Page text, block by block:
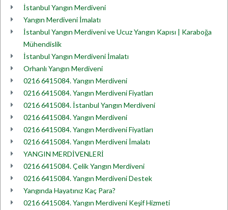
İstanbul Yangın Merdiveni
Yangın Merdiveni İmalatı
İstanbul Yangın Merdiveni ve Ucuz Yangın Kapısı | Karaboğa
Mühendislik
İstanbul Yangın Merdiveni İmalatı
Orhanlı Yangın Merdiveni
0216 6415084. Yangın Merdiveni
0216 6415084. Yangın Merdiveni Fiyatları
0216 6415084. İstanbul Yangın Merdiveni
0216 6415084. Yangın Merdiveni
0216 6415084. Yangın Merdiveni Fiyatları
0216 6415084. Yangın Merdiveni İmalatı
YANGIN MERDİVENLERİ
0216 6415084. Çelik Yangın Merdiveni
0216 6415084. Yangın Merdiveni Destek
Yangında Hayatınız Kaç Para?
0216 6415084. Yangın Merdiveni Keşif Hizmeti